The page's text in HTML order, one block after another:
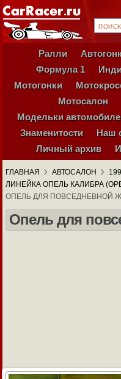
Ралли
Формула 1
Мотогонки
Мотосалон
Модельки
Знаменитости
Наш
Личный архив
ГЛАВНАЯ АВТОСАЛОН
ЛИНЕЙКА ОПЕЛЬ КАЛИБРА
ОПЕЛЬ ДЛЯ ПОВСЕДНЕВНОЙ
Опель для